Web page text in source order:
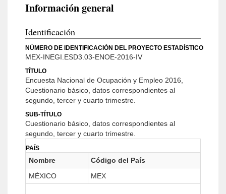
Información general
Identificación
NÚMERO DE IDENTIFICACIÓN DEL PROYECTO ESTADÍSTICO
MEX-INEGI.ESD3.03-ENOE-2016-IV
TÍTULO
Encuesta Nacional de Ocupación y Empleo 2016,
Cuestionario básico, datos correspondientes al
segundo, tercer y cuarto trimestre.
SUB-TÍTULO
Cuestionario básico, datos correspondientes al
segundo, tercer y cuarto trimestre.
PAÍS
Nombre
Código del País
MÉXICO
MEX